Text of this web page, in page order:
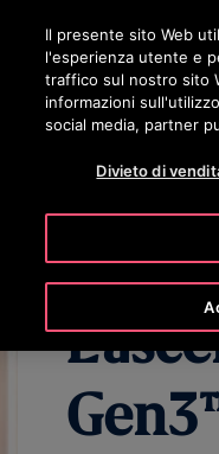
Premere Invio per
Il presente sito Web
l'esperienza utente e
traffico sul nostro sito
informazioni
social media, partner
Divieto di